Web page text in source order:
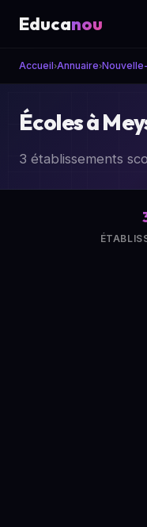
Educanou
Accueil›Annuaire›
Écoles à
3 établissements